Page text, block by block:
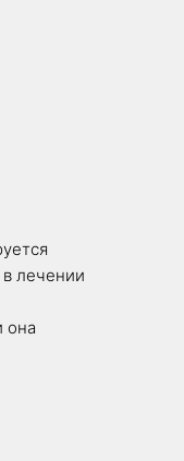
лечении
она